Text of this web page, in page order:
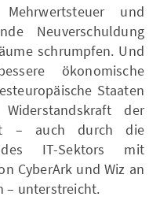
und
Neuverschuldung
schrumpfen. Und
ökonomische
Staaten
der
– auch durch die
IT-Sektors mit
CyberArk und Wiz an
– unterstreicht.